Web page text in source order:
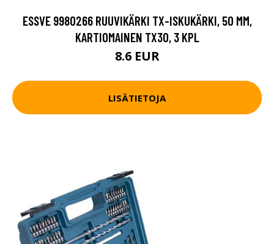
ESSVE 9980266 RUUVIKÄRKI TX-ISKUKÄRKI, 50 MM,
KARTIOMAINEN TX30, 3 KPL
8.6 EUR
LISÄTIETOJA